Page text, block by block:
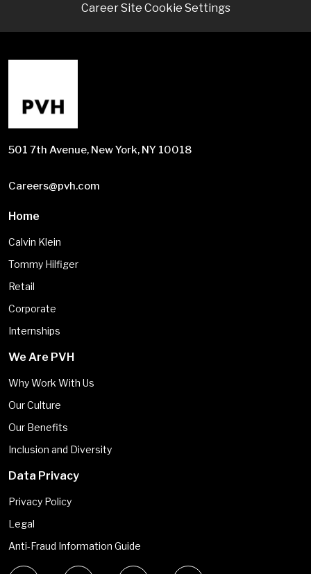
Career Site Cookie Settings
501 7th Avenue, New York, NY 10018
Careers@pvh.com
Home
Calvin Klein
Tommy Hilfiger
Retail
Corporate
Internships
We Are PVH
Why Work With Us
Our Culture
Our Benefits
Inclusion and Diversity
Data Privacy
Privacy Policy
Legal
Anti-Fraud Information Guide